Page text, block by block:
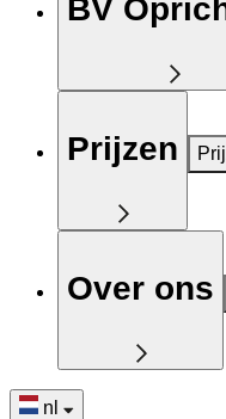
BV
Prijzen
Over ons
nl